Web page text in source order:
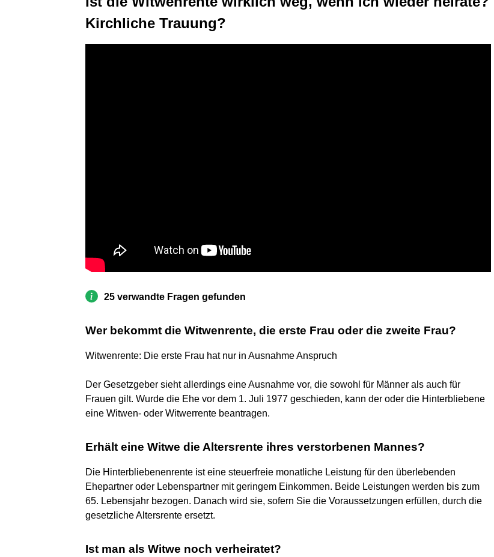
Kirchliche Trauung?
25 verwandte Fragen gefunden
Wer bekommt die Witwenrente, die erste Frau oder die zweite Frau?
Witwenrente: Die erste Frau hat nur in Ausnahme Anspruch
Der Gesetzgeber sieht allerdings eine Ausnahme vor, die sowohl für Männer als auch für
Frauen gilt. Wurde die Ehe vor dem 1. Juli 1977 geschieden, kann der oder die Hinterbliebene
eine Witwen- oder Witwerrente beantragen.
Erhält eine Witwe die Altersrente ihres verstorbenen Mannes?
Die Hinterbliebenenrente ist eine steuerfreie monatliche Leistung für den überlebenden
Ehepartner oder Lebenspartner mit geringem Einkommen. Beide Leistungen werden bis zum
65. Lebensjahr bezogen. Danach wird sie, sofern Sie die Voraussetzungen erfüllen, durch die
gesetzliche Altersrente ersetzt.
Ist man als Witwe noch verheiratet?